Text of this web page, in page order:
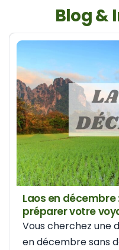
Blog &
Laos en
préparer votre
Vous cherchez une
en décembre sans